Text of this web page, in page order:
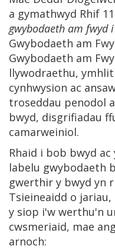
a gymathwyd Rhif
gwybodaeth am fwyd
Gwybodaeth am
Gwybodaeth am
llywodraethu,
cynhwysion ac
troseddau penodol
bwyd, disgrifiadau
camarweiniol.
Rhaid i bob bwyd
labelu gwybodaeth
gwerthir y bwyd yn
Tsieineaidd o jariau,
y siop i'w werthu'n
cwsmeriaid, mae
arnoch: